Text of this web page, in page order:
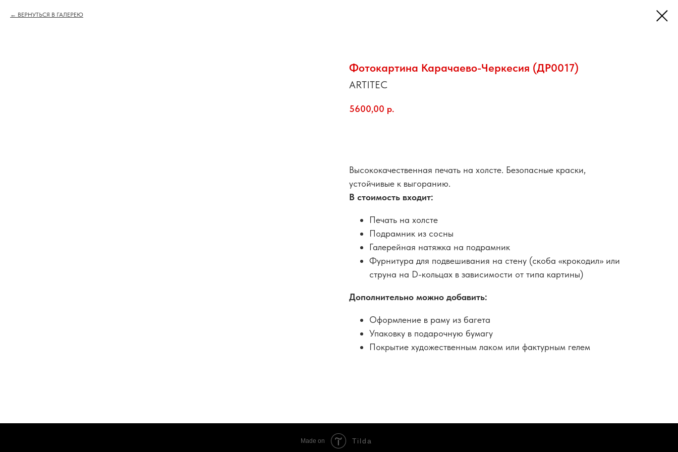
ВЕРНУТЬСЯ В ГАЛЕРЕЮ
Фотокартина Карачаево-Черкесия (ДР0017)
ARTITEC
5600,00 р.
Высококачественная печать на холсте. Безопасные краски,
устойчивые к выгоранию.
В стоимость входит:
Печать на холсте
Подрамник из сосны
Галерейная натяжка на подрамник
Фурнитура для подвешивания на стену (скоба «крокодил» или
струна на D-кольцах в зависимости от типа картины)
Дополнительно можно добавить:
Оформление в раму из багета
Упаковку в подарочную бумагу
Покрытие художественным лаком или фактурным гелем
Made on Tilda